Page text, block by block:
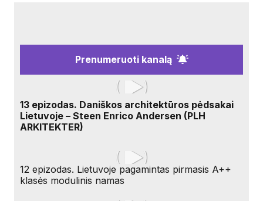
Prenumeruoti kanalą
13 epizodas. Daniškos architektūros pėdsakai
Lietuvoje – Steen Enrico Andersen (PLH
ARKITEKTER)
12 epizodas. Lietuvoje pagamintas pirmasis A++
klasės modulinis namas